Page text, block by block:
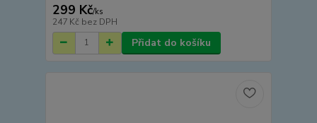
299 Kč/ks
247 Kč bez DPH
Přidat do košíku